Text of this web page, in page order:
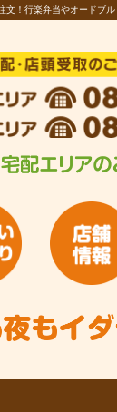
！行楽弁当やオードブ